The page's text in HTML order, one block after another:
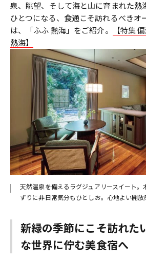
泉、眺望、そして海と山に育まれた熱
ひとつになる、食通こそ訪れるべきオ
は、「ふふ 熱海」をご紹介。
【特集
熱海】
天然温泉を備えるラグジュアリースイート
ずりに非日常気分もひとしお。心地よい開放
新緑の季節にこそ訪れた
な世界に佇む美食宿へ